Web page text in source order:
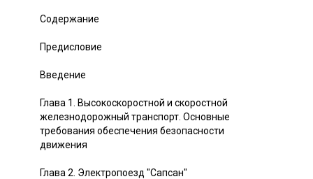
Содержание
Предисловие
Введение
Глава 1. Высокоскоростной и скоростной
железнодорожный транспорт. Основные
требования обеспечения безопасности
движения
Глава 2. Электропоезд "Сапсан"